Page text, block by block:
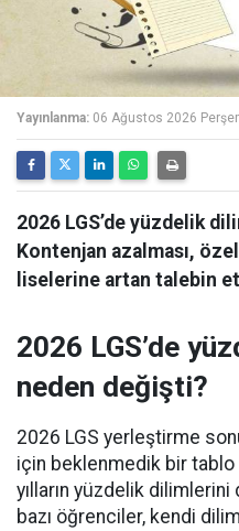
Yayınlanma: 06 Ağustos 2026
2026 LGS’de yüzdelik
Kontenjan azalması,
liselerine artan talebin
2026 LGS’de
neden değişti?
2026 LGS yerleştirme
için beklenmedik bir tablo
yılların yüzdelik
bazı öğrenciler, kendi